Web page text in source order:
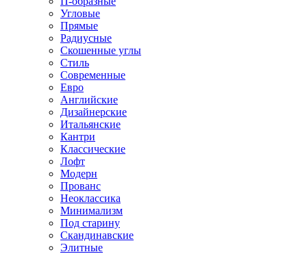
Угловые
Прямые
Радиусные
Скошенные углы
Стиль
Современные
Евро
Английские
Дизайнерские
Итальянские
Кантри
Классические
Лофт
Модерн
Прованс
Неоклассика
Минимализм
Под старину
Скандинавские
Элитные